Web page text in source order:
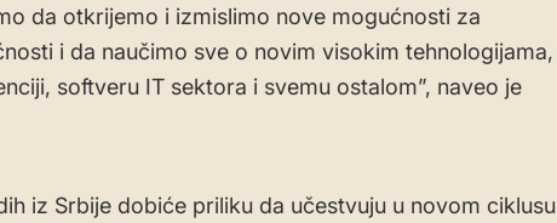
da otkrijemo i izmislimo nove mogućnosti za
i da naučimo sve o novim visokim tehnologijama,
softveru IT sektora i svemu ostalom”, naveo je
iz Srbije dobiće priliku da učestvuju u novom ciklusu